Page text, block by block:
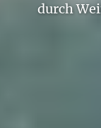
durch